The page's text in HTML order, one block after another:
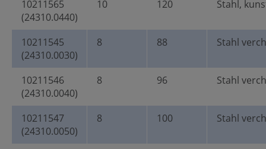
10211565
(24310.0440)
10 120 Stahl,
10211545
(24310.0030)
8 88 Stahl
10211546
(24310.0040)
8 96 Stahl
10211547
(24310.0050)
8 100 Stahl